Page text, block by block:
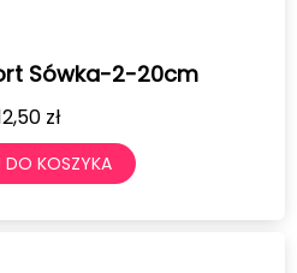
Sówka-2-20cm
zł
KOSZYKA